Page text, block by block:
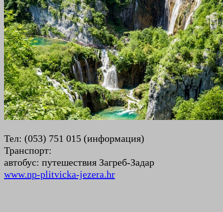
Тел: (053) 751 015 (информация)
Транспорт:
автобус: путешествия Загреб-Задар
www.np-plitvicka-jezera.hr